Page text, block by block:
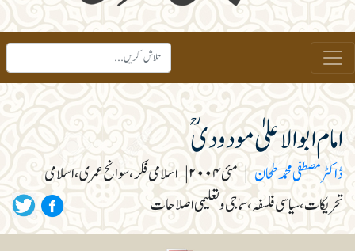
امام ابوالاعلیٰ مودودیؒ
ڈاکٹرمصطفی محمدطحان | مئی ۲۰۰۴ | اسلامی فکر، سوانح عمری، اسلامی
تحریکات، سیاسی فلسفہ، سماجی و تعلیمی اصلاحات